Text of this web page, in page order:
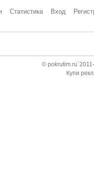
Статистика Вход
©
Купи